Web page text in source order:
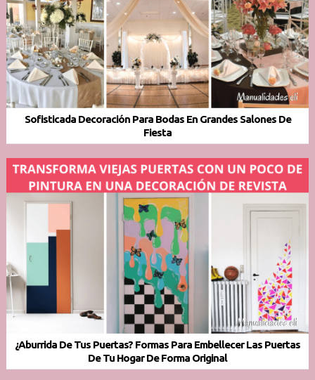
Sofisticada Decoración Para Bodas En Grandes Salones De
Fiesta
¿Aburrida De Tus Puertas? Formas Para Embellecer Las Puertas
De Tu Hogar De Forma Original